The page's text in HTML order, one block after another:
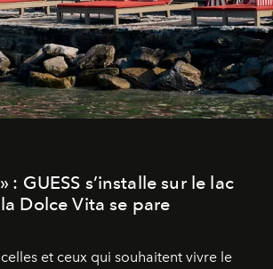
: GUESS s’installe sur le lac
Dolce Vita se pare
et ceux qui souhaitent vivre le